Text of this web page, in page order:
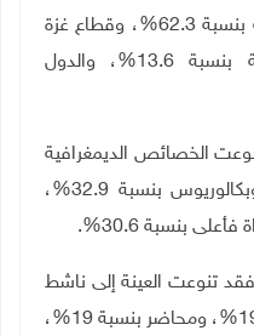
الديمغرافية التالية: الضفة الغربية بنسبة 62.3%، وقطاع غزة
بنسبة 20.4%، والدول العربية بنسبة 13.6%، والدول
الخصائص الديمغرافية
لتشمل دبلوم بنسبة 11.6%، وبكالوريوس بنسبة 32.9%،
تنوعت العينة إلى ناشط
بنسبة 33.8%، وباحث بنسبة 19.7%، ومحاضر بنسبة 19%،